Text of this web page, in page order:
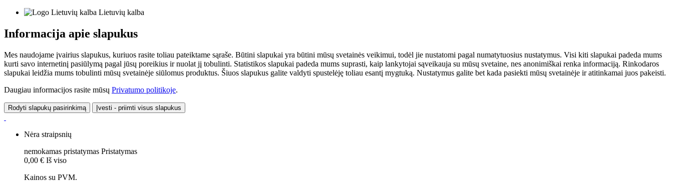
Lietuvių kalba
Informacija apie slapukus
Mes naudojame įvairius slapukus, kuriuos rasite toliau pateiktame sąraše. Būtini slapukai yra būtini mūsų svetainės veikimui, todėl jie nustatomi pagal numatytuosius nustatymus. Visi kiti slapukai padeda mums
kurti savo internetinį pasiūlymą pagal jūsų poreikius ir nuolat jį tobulinti. Statistikos slapukai padeda mums suprasti, kaip lankytojai sąveikauja su mūsų svetaine, nes anonimiškai renka informaciją. Rinkodaros
slapukai leidžia mums tobulinti mūsų svetainėje siūlomus produktus. Šiuos slapukus galite valdyti spustelėję toliau esantį mygtuką. Nustatymus galite bet kada pasiekti mūsų svetainėje ir atitinkamai juos pakeisti.
Daugiau informacijos rasite mūsų Privatumo politikoje.
Rodyti slapukų pasirinkimą Įvesti - priimti visus slapukus
Nėra straipsnių
nemokamas pristatymas Pristatymas
0,00 € Iš viso
Kainos su PVM.